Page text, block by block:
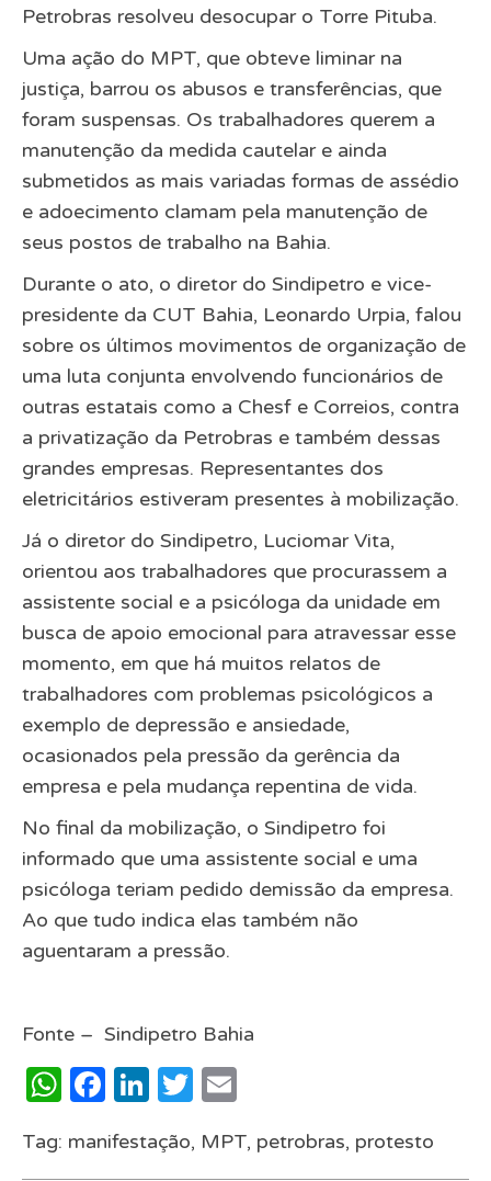
Petrobras resolveu desocupar o Torre Pituba.
Uma ação do MPT, que obteve liminar na
justiça, barrou os abusos e transferências, que
foram suspensas. Os trabalhadores querem a
manutenção da medida cautelar e ainda
submetidos as mais variadas formas de assédio
e adoecimento clamam pela manutenção de
seus postos de trabalho na Bahia.
Durante o ato, o diretor do Sindipetro e vice-
presidente da CUT Bahia, Leonardo Urpia, falou
sobre os últimos movimentos de organização de
uma luta conjunta envolvendo funcionários de
outras estatais como a Chesf e Correios, contra
a privatização da Petrobras e também dessas
grandes empresas. Representantes dos
eletricitários estiveram presentes à mobilização.
Já o diretor do Sindipetro, Luciomar Vita,
orientou aos trabalhadores que procurassem a
assistente social e a psicóloga da unidade em
busca de apoio emocional para atravessar esse
momento, em que há muitos relatos de
trabalhadores com problemas psicológicos a
exemplo de depressão e ansiedade,
ocasionados pela pressão da gerência da
empresa e pela mudança repentina de vida.
No final da mobilização, o Sindipetro foi
informado que uma assistente social e uma
psicóloga teriam pedido demissão da empresa.
Ao que tudo indica elas também não
aguentaram a pressão.
Fonte – Sindipetro Bahia
WhatsApp
Facebook
LinkedIn
Twitter
Tag: manifestação, MPT, petrobras, protesto